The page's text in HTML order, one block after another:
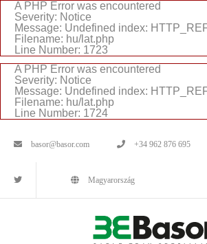
A PHP Error was encountered
Severity: Notice
Message: Undefined index:
Filename: hu/lat.php
Line Number: 1723
A PHP Error was encountered
Severity: Notice
Message: Undefined index:
Filename: hu/lat.php
Line Number: 1724
basor@basor.com +34 962 876 695
Magyarország